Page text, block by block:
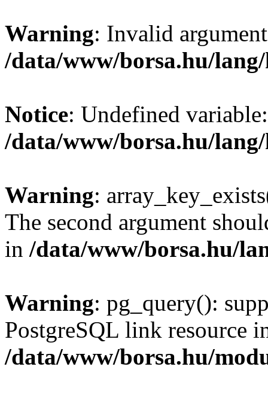
Warning: Invalid
/data/www/borsa.hu/
Notice: Undefined
/data/www/borsa.hu/
Warning:
The second argument
in /data/www/borsa.hu/
Warning: pg_query():
PostgreSQL link resource
/data/www/borsa.hu/